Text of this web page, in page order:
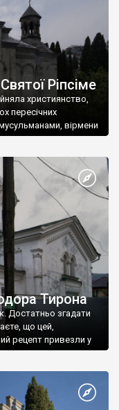
Ріпсіме
християнство,
пересічних
вірмени
Тирона
Достатньо згадати
що цей,
рецепт привезли у